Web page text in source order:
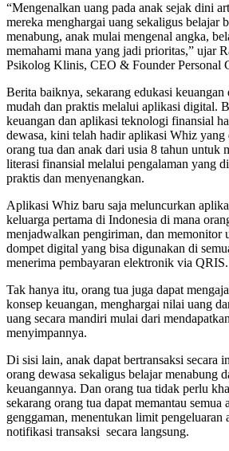
“Mengenalkan uang pada anak sejak dini
mereka menghargai uang sekaligus belajar
menabung, anak mulai mengenal angka,
memahami mana yang jadi prioritas,” ujar
Psikolog Klinis, CEO & Founder Personal
Berita baiknya, sekarang edukasi
mudah dan praktis melalui aplikasi digital.
keuangan dan aplikasi teknologi finansial
dewasa, kini telah hadir aplikasi Whiz yang
orang tua dan anak dari usia 8 tahun untuk
literasi finansial melalui pengalaman yang
praktis dan menyenangkan.
Aplikasi Whiz baru saja meluncurkan
keluarga pertama di Indonesia di mana
menjadwalkan pengiriman, dan memonitor
dompet digital yang bisa digunakan di
menerima pembayaran elektronik via QRIS.
Tak hanya itu, orang tua juga dapat
konsep keuangan, menghargai nilai uang
uang secara mandiri mulai dari
menyimpannya.
Di sisi lain, anak dapat bertransaksi secara
orang dewasa sekaligus belajar menabung
keuangannya. Dan orang tua tidak perlu
sekarang orang tua dapat memantau semua
genggaman, menentukan limit pengeluaran
notifikasi transaksi secara langsung.